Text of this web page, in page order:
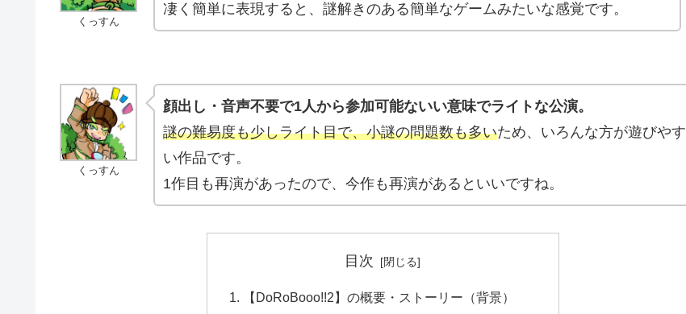
くっすん
凄く簡単に表現すると、謎解きのある簡単なゲームみたいな感覚です。
くっすん
顔出し・音声不要で1人から参加可能ないい意味でライトな公演。
謎の難易度も少しライト目で、小謎の問題数も多いため、いろんな方が遊びやす
い作品です。
1作目も再演があったので、今作も再演があるといいですね。
目次
【DoRoBooo!!2】の概要・ストーリー（背景）